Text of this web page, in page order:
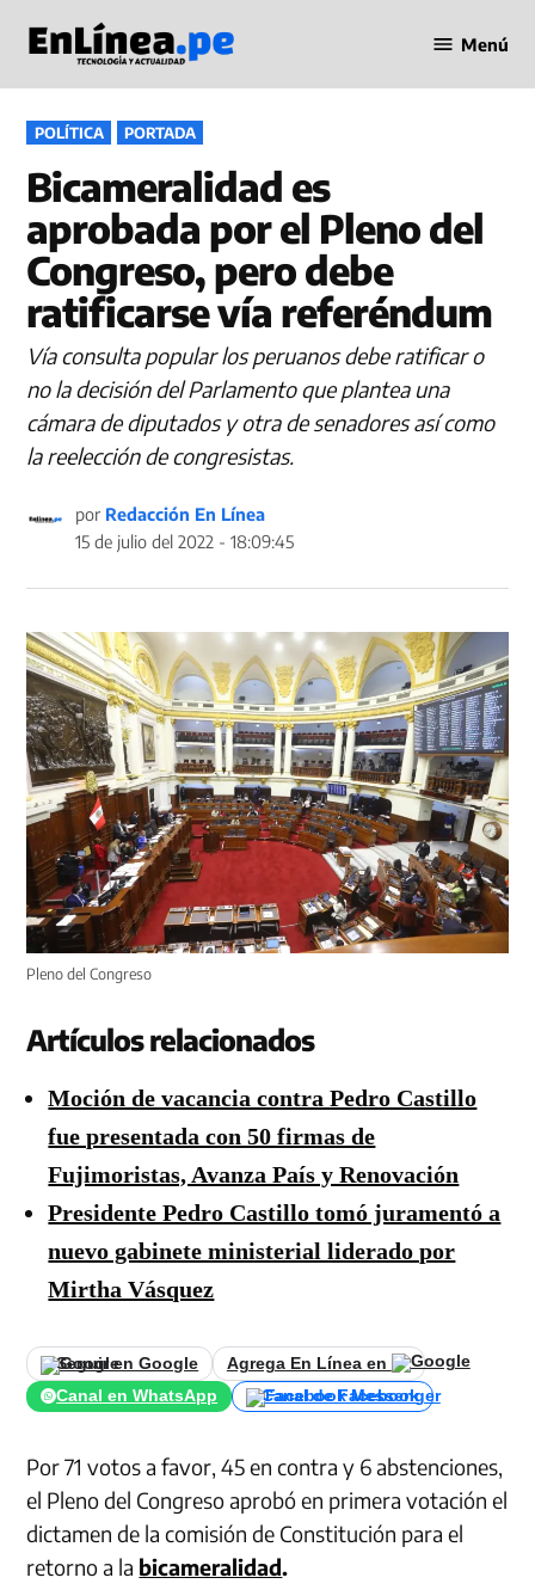
contenido
en Línea
Menú
PUBLICADO
EN
POLÍTICA PORTADA
Bicameralidad es
aprobada por el Pleno del
Congreso, pero debe
ratificarse vía referéndum
Vía consulta popular los peruanos debe ratificar o
no la decisión del Parlamento que plantea una
cámara de diputados y otra de senadores así como
la reelección de congresistas.
por Redacción En Línea
15 de julio del 2022 - 18:09:45
Pleno del Congreso
Artículos relacionados
Moción de vacancia contra Pedro Castillo
fue presentada con 50 firmas de
Fujimoristas, Avanza País y Renovación
Presidente Pedro Castillo tomó juramentó a
nuevo gabinete ministerial liderado por
Mirtha Vásquez
Seguir en Google
Agrega En Línea en
Canal en WhatsApp
Canal de Facebook
Por 71 votos a favor, 45 en contra y 6 abstenciones,
el Pleno del Congreso aprobó en primera votación el
dictamen de la comisión de Constitución para el
retorno a la bicameralidad.